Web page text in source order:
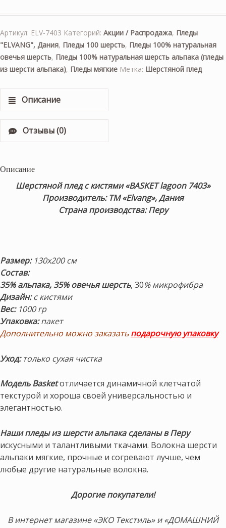
Артикул: ELV-7403 Категорий: Акции / Распродажа, Пледы
"ELVANG", Дания, Пледы 100 шерсть, Пледы 100% натуральная
овечья шерсть, Пледы 100% натуральная шерсть альпака (пледы
из шерсти альпака), Пледы мягкие Метка: Шерстяной плед
Описание
Отзывы (0)
Описание
Шерстяной плед с кистями «BASKET lagoon 7403»
Производитель: ТМ «Elvang», Дания
Страна производства: Перу
Размер:130х200 см
Состав:
35% альпака, 35% овечья шерсть, 30% микрофибра
Дизайн:с кистями
Вес:1000 гр
Упаковка:пакет
Дополнительно можно заказать подарочную упаковку
Уход:только сухая чистка
Модель Basketотличается динамичной клетчатой
текстурой и хороша своей универсальностью и
элегантностью.
Наши пледы из шерсти альпака сделаны в Перу
искусными и талантливыми ткачами. Волокна шерсти
альпаки мягкие, прочные и согревают лучше, чем
любые другие натуральные волокна.
Дорогие покупатели!
В интернет магазине «ЭКО Текстиль» и «ДОМАШНИЙ